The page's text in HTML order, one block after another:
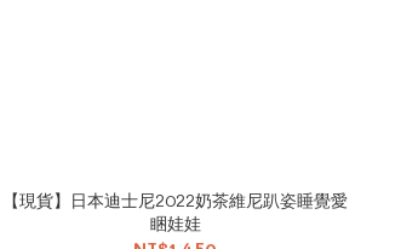
【現貨】日本迪士尼2022奶茶維尼趴姿睡覺愛
睏娃娃